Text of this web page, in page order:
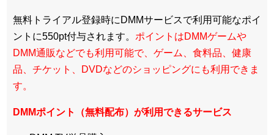
無料トライアル登録時にDMMサービスで利用可能なポイ
ントに550pt付与されます。 ポイントはDMMゲームや
DMM通販などでも利用可能で、ゲーム、食料品、健康
品、チケット、DVDなどのショッピングにも利用できま
す。
DMMポイント（無料配布）が利用できるサービス